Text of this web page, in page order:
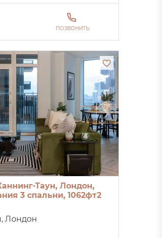
ПОЗВОНИТЬ
Таун, Лондон,
3 спальни, 1062фт2
Лондон